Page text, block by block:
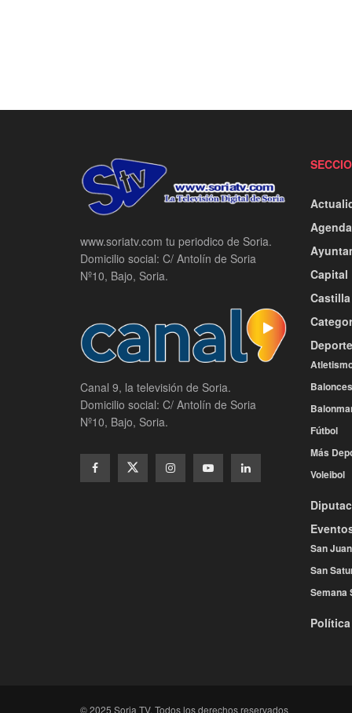
www.soriatv.com tu periodico de Soria.
Domicilio social: C/ Antolín de Soria
Nº10, Bajo, Soria.
Canal 9, la televisión de Soria.
Domicilio social: C/ Antolín de Soria
Nº10, Bajo, Soria.
Agenda
Capital
Deporte
Fútbol
Más
Voleibol
San Juan
San
Semana
Política
© 2025 Soria TV. Todos los derechos reservados